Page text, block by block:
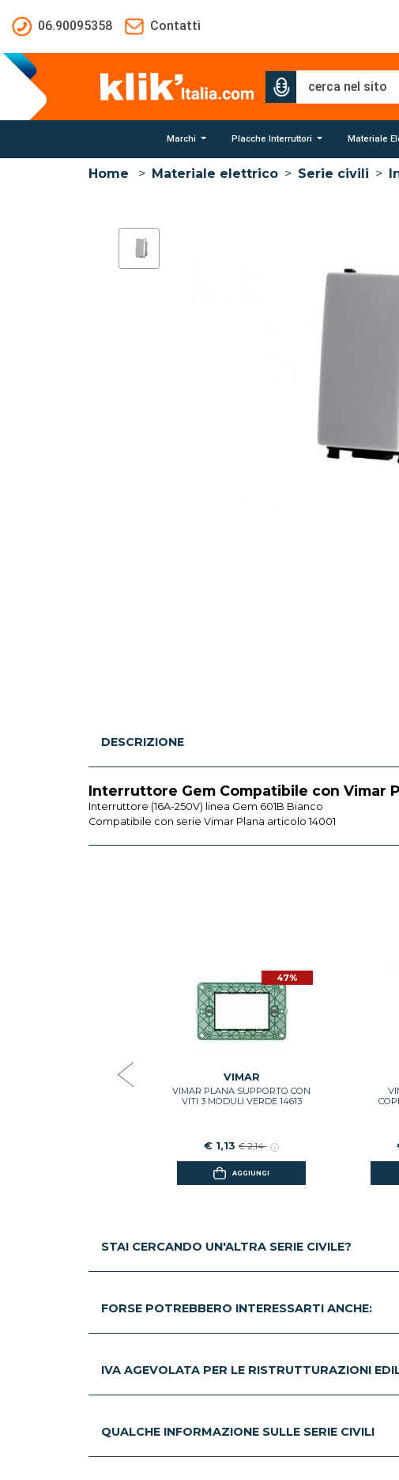
06.90095358
Contatti
Marchi Placche Interruttori Materiale
Home > Materiale elettrico > Serie civili >
DESCRIZIONE
Interruttore Gem Compatibile con Vimar
Interruttore (16A-250V) linea Gem 601B Bianco
Compatibile con serie Vimar Plana articolo 14001
47%
VIMAR
VIMAR PLANA SUPPORTO CON
VITI 3 MODULI VERDE 14613
€ 1,13 € 2,14
AGGIUNGI
STAI CERCANDO UN'ALTRA SERIE CIVILE?
FORSE POTREBBERO INTERESSARTI ANCHE:
IVA AGEVOLATA PER LE RISTRUTTURAZIONI
QUALCHE INFORMAZIONE SULLE SERIE CIVILI